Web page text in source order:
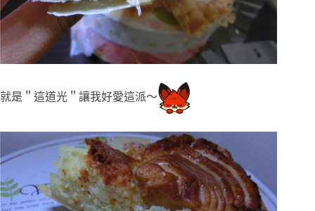
就是＂這道光＂讓我好愛這派～